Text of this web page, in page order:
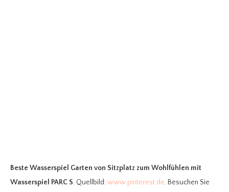
Beste Wasserspiel Garten von Sitzplatz zum Wohlfühlen mit
Wasserspiel PARC S. Quellbild:www.pinterest.de. Besuchen Sie